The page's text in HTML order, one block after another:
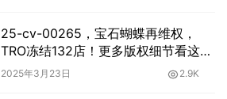
25-cv-00265，宝石蝴蝶再维权，
TRO冻结132店！更多版权细节看这篇
就够了
2025年3月23日 2.9K